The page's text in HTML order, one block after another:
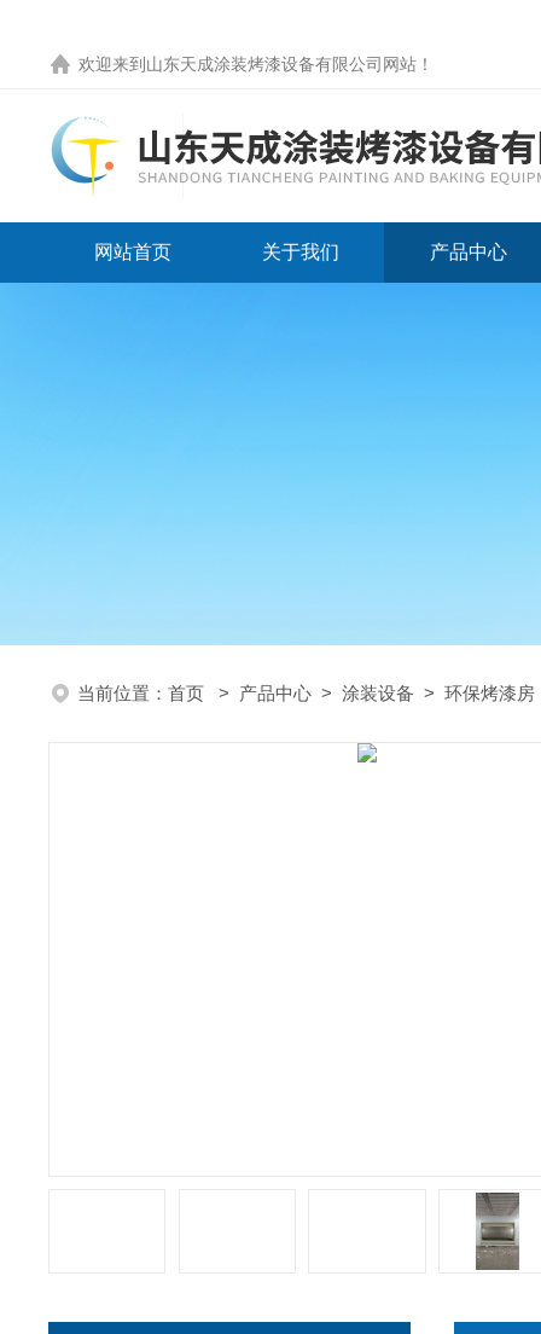
欢迎来到 山东天成涂装烤漆设备有限公司网站 ！
网站首页 关于我们 产品中心
当前位置： 首页 > 产品中心 > 涂装设备 > 环保烤漆房